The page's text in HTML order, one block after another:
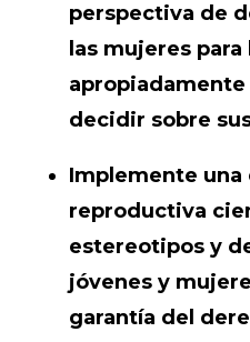
perspectiva de
las mujeres
decidir sobre
Implemente una
reproductiva
estereotipos y
jóvenes y
garantía del